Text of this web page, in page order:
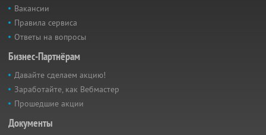
Вакансии
Правила сервиса
Ответы на вопросы
Бизнес-Партнёрам
Давайте сделаем акцию!
Заработайте, как Вебмастер
Прошедшие акции
Документы